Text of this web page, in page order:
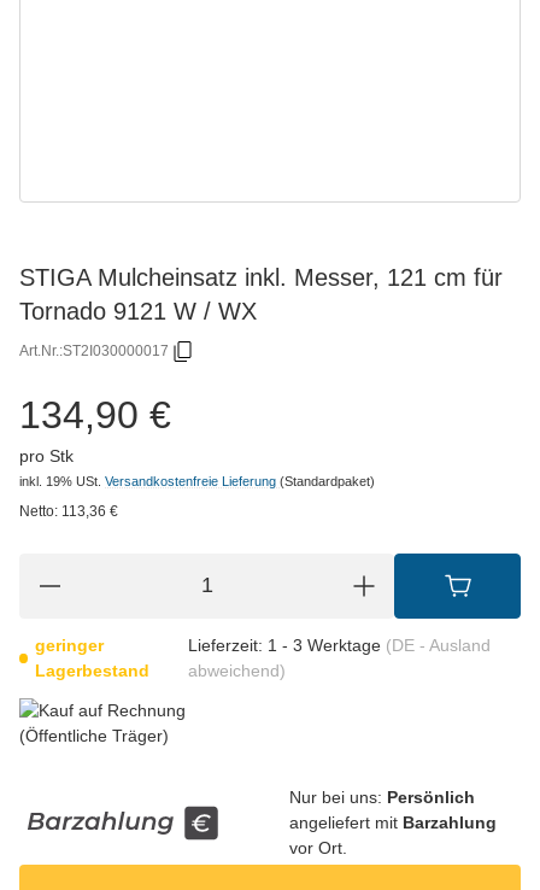
STIGA Mulcheinsatz inkl. Messer, 121 cm für
Tornado 9121 W / WX
Art.Nr.:ST2I030000017
134,90 €
pro Stk
inkl. 19% USt. Versandkostenfreie Lieferung (Standardpaket)
Netto: 113,36 €
geringer
Lagerbestand
Lieferzeit: 1 - 3 Werktage (DE - Ausland
abweichend)
Nur bei uns: Persönlich
angeliefert mit Barzahlung
vor Ort.